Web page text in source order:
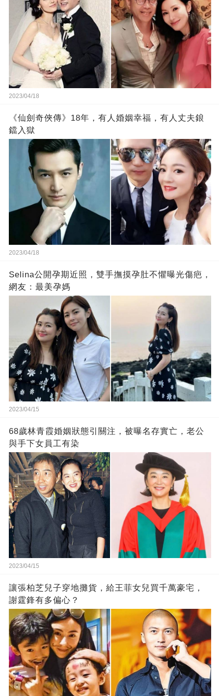
2023/04/18
《仙劍奇俠傳》18年，有人婚姻幸福，有人丈夫鋃
鐺入獄
2023/04/18
Selina公開孕期近照，雙手撫摸孕肚不懼曝光傷疤，
網友：最美孕媽
2023/04/15
68歲林青霞婚姻狀態引關注，被曝名存實亡，老公
與手下女員工有染
2023/04/15
讓張柏芝兒子穿地攤貨，給王菲女兒買千萬豪宅，
謝霆鋒有多偏心？